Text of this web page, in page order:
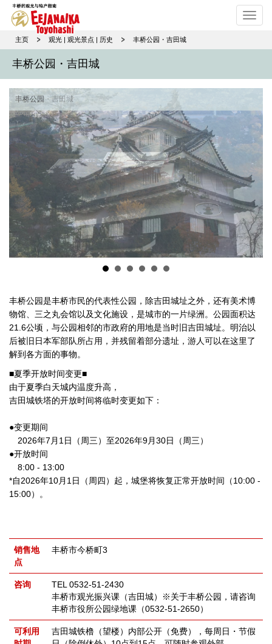
主页 观光 | 观光景点 | 历史 丰桥公园・吉田城
丰桥公园・吉田城
丰桥公园・吉田城
丰桥公园
丰桥公园是丰桥市民的代表性公园，除吉田城址之外，还有美术博
物馆、三之丸会馆以及文化施设，是城市的一片绿洲。公园面积达
21.6公顷，与公园相邻的市政府的用地是当时旧吉田城址。明治以
后被旧日本军部队所占用，并残留着部分遗址，游人可以在这里了
解到各方面的事物。
■夏季开放时间变更■
由于夏季白天城内温度升高，
吉田城铁塔的开放时间将临时变更如下：
●变更期间
2026年7月1日（周三）至2026年9月30日（周三）
●开放时间
8:00 - 13:00
*自2026年10月1日（周四）起，城堡将恢复正常开放时间（10:00 -
15:00）。
销售地
点
丰桥市今桥町3
咨询
TEL 0532-51-2430
丰桥市观光振兴课（吉田城）※关于丰桥公园，请咨询
丰桥市役所公园绿地课（0532-51-2650）
可利用
吉田城铁橹（望楼）内部公开（免费），每周日・节假